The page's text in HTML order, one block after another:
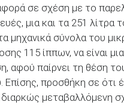
σε σχέση με το
μια και τα 251
μηχανικά σύνολα του
115 ίππων, να είναι
αφού παίρνει τη θέση
προσθήκη σε ότι
μεταβαλλόμενη